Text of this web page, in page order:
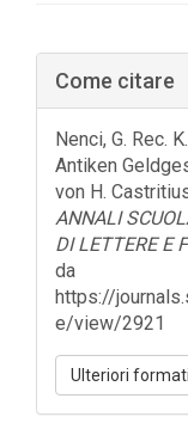
Barra
laterale
dell'articolo
Come citare
Nenci, G. Rec.
Antiken
von H.
ANNALI
DI LETTERE E
da
https://
e/view/2921
Ulteriori